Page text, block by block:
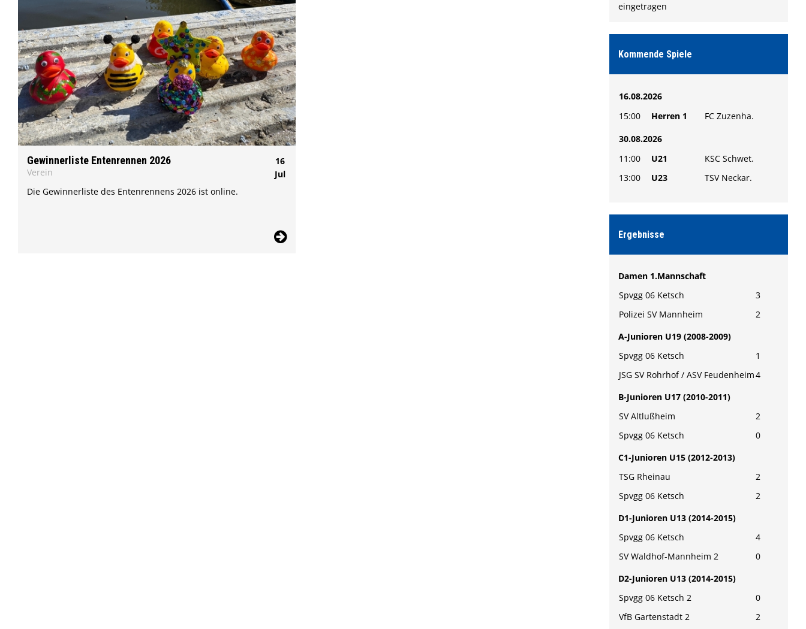
Gewinnerliste Entenrennen 2026
Verein
Die Gewinnerliste des Entenrennens 2026 ist online.
16
Jul
eingetragen
Kommende Spiele
16.08.2026
15:00
Herren 1
FC Zuzenha.
30.08.2026
11:00
U21
KSC Schwet.
13:00
U23 TSV Neckar.
Ergebnisse
Damen 1.Mannschaft
Spvgg 06 Ketsch
3
Polizei SV Mannheim
2
A-Junioren U19 (2008-2009)
Spvgg 06 Ketsch
1
JSG SV Rohrhof / ASV Feudenheim4
B-Junioren U17 (2010-2011)
SV Altlußheim
2
Spvgg 06 Ketsch
0
C1-Junioren U15 (2012-2013)
TSG Rheinau
2
Spvgg 06 Ketsch
2
D1-Junioren U13 (2014-2015)
Spvgg 06 Ketsch
4
SV Waldhof-Mannheim 2
0
D2-Junioren U13 (2014-2015)
Spvgg 06 Ketsch 2
0
VfB Gartenstadt 2
2